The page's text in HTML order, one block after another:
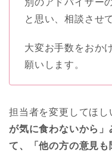
と思い、相談させ
大変お手数をおか
願いします。
担当者を変更してほし
が気に食わないから
て、「他の方の意見